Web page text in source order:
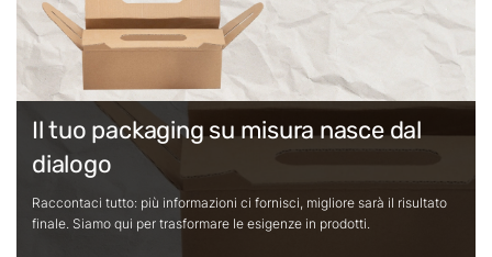
Il tuo packaging su misura nasce dal
dialogo
Raccontaci tutto: più informazioni ci fornisci, migliore sarà il risultato
finale. Siamo qui per trasformare le esigenze in prodotti.